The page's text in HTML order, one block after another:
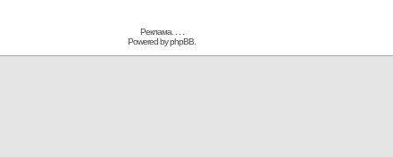
Реклама. . .
Powered byphpBB.